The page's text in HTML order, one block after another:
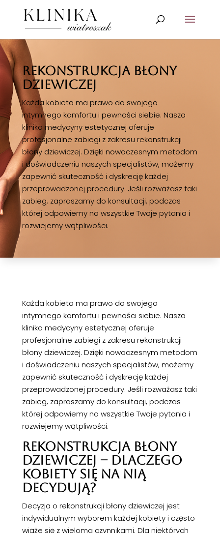
REKONSTRUKCJA BŁONY
DZIEWICZEJ
Każda kobieta ma prawo do swojego
intymnego komfortu i pewności siebie. Nasza
klinika medycyny estetycznej oferuje
profesjonalne zabiegi z zakresu rekonstrukcji
błony dziewiczej. Dzięki nowoczesnym metodom
i doświadczeniu naszych specjalistów, możemy
zapewnić skuteczność i dyskrecję każdej
przeprowadzonej procedury. Jeśli rozważasz taki
zabieg, zapraszamy do konsultacji, podczas
której odpowiemy na wszystkie Twoje pytania i
rozwiejemy wątpliwości.
Każda kobieta ma prawo do swojego
intymnego komfortu i pewności siebie. Nasza
klinika medycyny estetycznej oferuje
profesjonalne zabiegi z zakresu rekonstrukcji
błony dziewiczej. Dzięki nowoczesnym metodom
i doświadczeniu naszych specjalistów, możemy
zapewnić skuteczność i dyskrecję każdej
przeprowadzonej procedury. Jeśli rozważasz taki
zabieg, zapraszamy do konsultacji, podczas
której odpowiemy na wszystkie Twoje pytania i
rozwiejemy wątpliwości.
REKONSTRUKCJA BŁONY
DZIEWICZEJ – DLACZEGO
KOBIETY SIĘ NA NIĄ
DECYDUJĄ?
Decyzja o rekonstrukcji błony dziewiczej jest
indywidualnym wyborem każdej kobiety i często
wiąże się z wieloma czynnikami. Dla niektórych